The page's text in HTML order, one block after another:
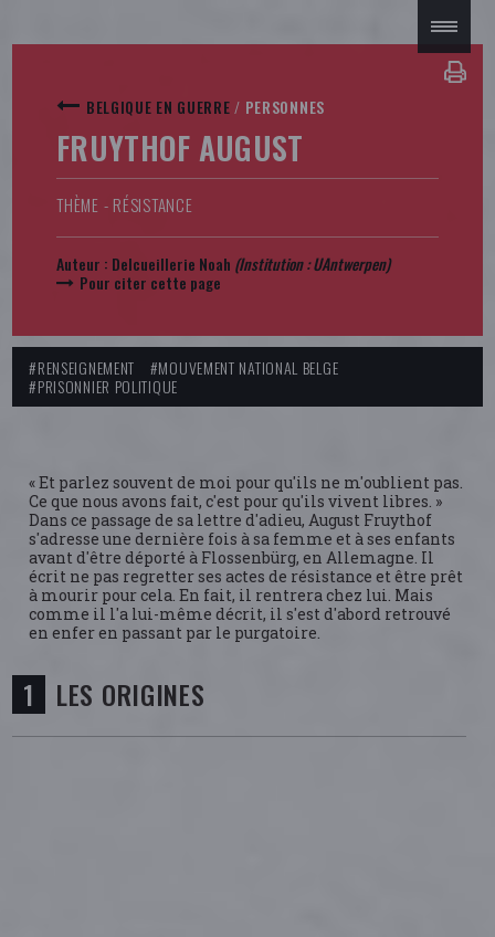
BELGIQUE EN GUERRE / PERSONNES
FRUYTHOF AUGUST
THÈME - RÉSISTANCE
Auteur : Delcueillerie Noah (Institution : UAntwerpen)
Pour citer cette page
#RENSEIGNEMENT
#MOUVEMENT NATIONAL BELGE
#PRISONNIER POLITIQUE
« Et parlez souvent de moi pour qu'ils ne m'oublient pas.
Ce que nous avons fait, c'est pour qu'ils vivent libres. »
Dans ce passage de sa lettre d'adieu, August Fruythof
s'adresse une dernière fois à sa femme et à ses enfants
avant d'être déporté à Flossenbürg, en Allemagne. Il
écrit ne pas regretter ses actes de résistance et être prêt
à mourir pour cela. En fait, il rentrera chez lui. Mais
comme il l'a lui-même décrit, il s'est d'abord retrouvé
en enfer en passant par le purgatoire.
LES ORIGINES